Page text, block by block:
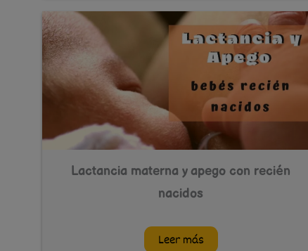
Lactancia materna y apego con recién
nacidos
Leer más